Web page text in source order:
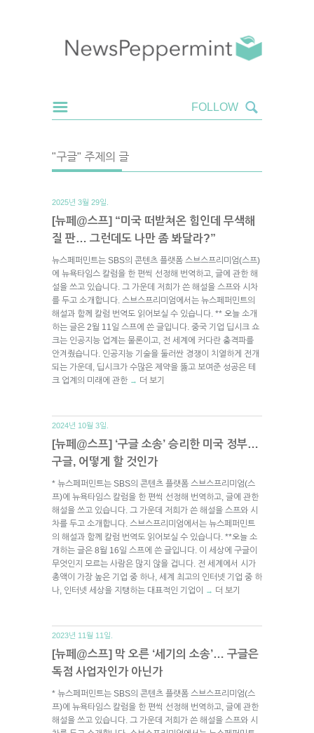
"구글" 주제의 글
2025년 3월 29일.
[뉴페@스프] “미국 떠받쳐온 힘인데 무색해
질 판… 그런데도 나만 좀 봐달라?”
뉴스페퍼민트는 SBS의 콘텐츠 플랫폼 스브스프리미엄(스프)
에 뉴욕타임스 칼럼을 한 편씩 선정해 번역하고, 글에 관한 해
설을 쓰고 있습니다. 그 가운데 저희가 쓴 해설을 스프와 시차
를 두고 소개합니다. 스브스프리미엄에서는 뉴스페퍼민트의
해설과 함께 칼럼 번역도 읽어보실 수 있습니다. ** 오늘 소개
하는 글은 2월 11일 스프에 쓴 글입니다. 중국 기업 딥시크 쇼
크는 인공지능 업계는 물론이고, 전 세계에 커다란 충격파를
안겨줬습니다. 인공지능 기술을 둘러싼 경쟁이 치열하게 전개
되는 가운데, 딥시크가 수많은 제약을 뚫고 보여준 성공은 테
크 업계의 미래에 관한 → 더 보기
2024년 10월 3일.
[뉴페@스프] ‘구글 소송’ 승리한 미국 정부…
구글, 어떻게 할 것인가
* 뉴스페퍼민트는 SBS의 콘텐츠 플랫폼 스브스프리미엄(스
프)에 뉴욕타임스 칼럼을 한 편씩 선정해 번역하고, 글에 관한
해설을 쓰고 있습니다. 그 가운데 저희가 쓴 해설을 스프와 시
차를 두고 소개합니다. 스브스프리미엄에서는 뉴스페퍼민트
의 해설과 함께 칼럼 번역도 읽어보실 수 있습니다. **오늘 소
개하는 글은 8월 16일 스프에 쓴 글입니다. 이 세상에 구글이
무엇인지 모르는 사람은 많지 않을 겁니다. 전 세계에서 시가
총액이 가장 높은 기업 중 하나, 세계 최고의 인터넷 기업 중 하
나, 인터넷 세상을 지탱하는 대표적인 기업이
→ 더 보기
2023년 11월 11일.
[뉴페@스프] 막 오른 ‘세기의 소송’… 구글은
독점 사업자인가 아닌가
* 뉴스페퍼민트는 SBS의 콘텐츠 플랫폼 스브스프리미엄(스
프)에 뉴욕타임스 칼럼을 한 편씩 선정해 번역하고, 글에 관한
해설을 쓰고 있습니다. 그 가운데 저희가 쓴 해설을 스프와 시